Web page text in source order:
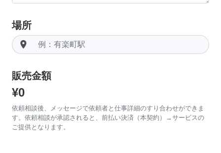
場所
room
販売金額
¥0
依頼相談後、メッセージで依頼者と仕事詳細のすり合わせができま
す。依頼相談が承認されると、前払い決済（本契約）→サービスの
ご提供となります。